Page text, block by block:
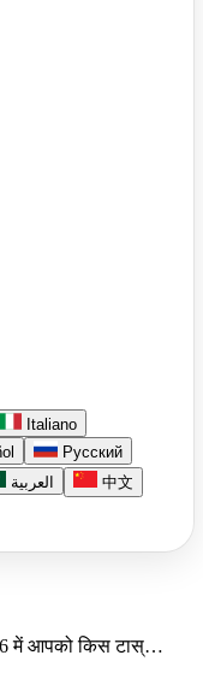
Italiano
Русский
العربية
中文
में आपको किस टास्…